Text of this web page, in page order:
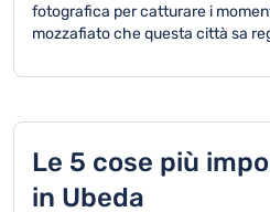
fotografica per catturare i
mozzafiato che questa città sa
Le 5 cose più
in Ubeda